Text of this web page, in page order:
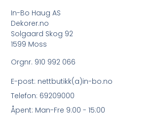
In-Bo Haug AS
Dekorer.no
Solgaard Skog 92
1599 Moss
Orgnr. 910 992 066
E-post: nettbutikk(a)in-bo.no
Telefon: 69209000
Åpent: Man-Fre 9:00 - 15:00